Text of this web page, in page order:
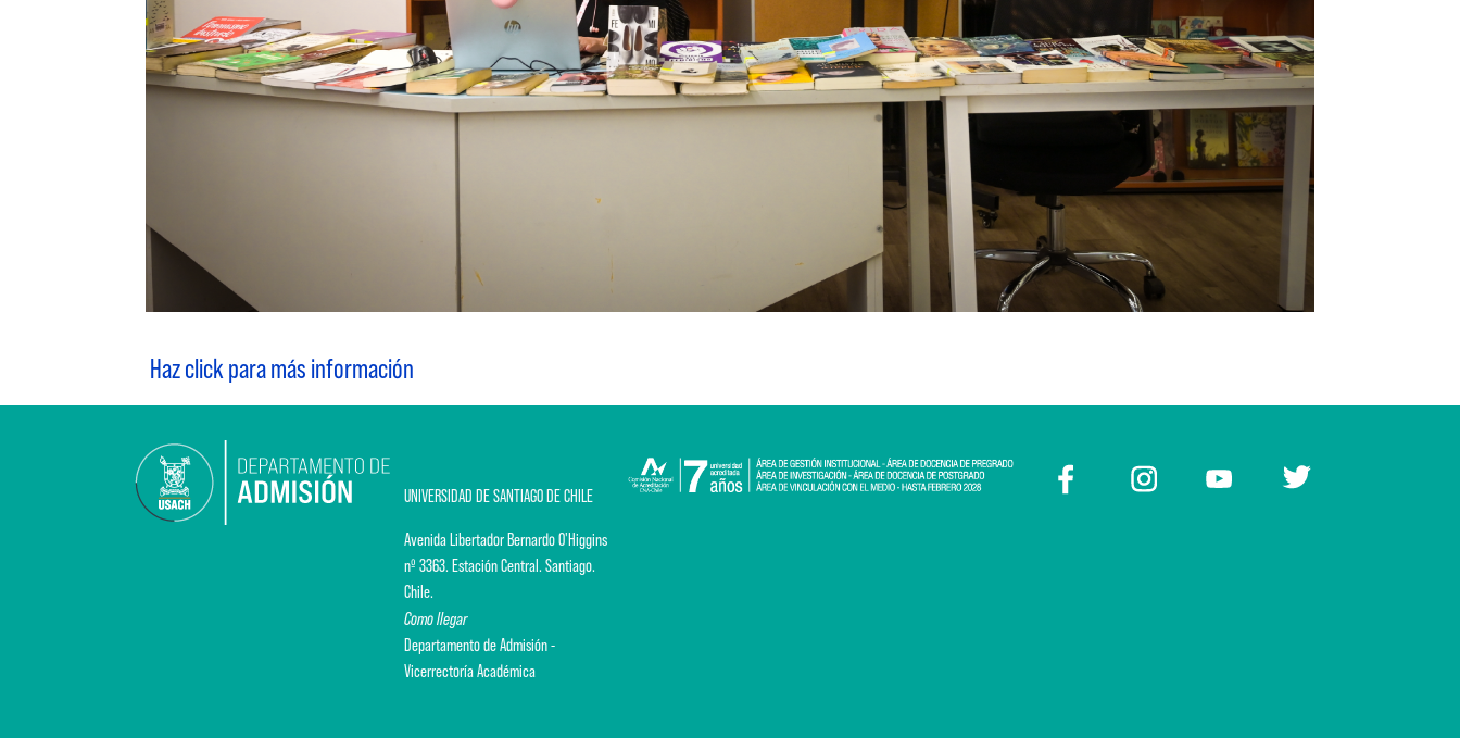
Haz click para más información
UNIVERSIDAD DE SANTIAGO DE CHILE
Avenida Libertador Bernardo O'Higgins
nº 3363. Estación Central. Santiago.
Chile.
Como llegar
Departamento de Admisión -
Vicerrectoría Académica